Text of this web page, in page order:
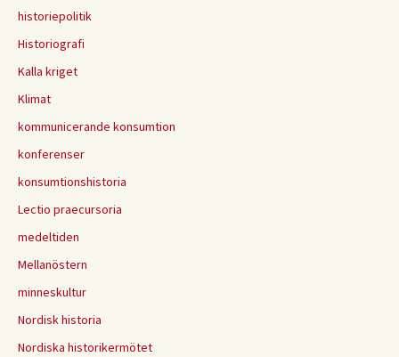
historiepolitik
Historiografi
Kalla kriget
Klimat
kommunicerande konsumtion
konferenser
konsumtionshistoria
Lectio praecursoria
medeltiden
Mellanöstern
minneskultur
Nordisk historia
Nordiska historikermötet